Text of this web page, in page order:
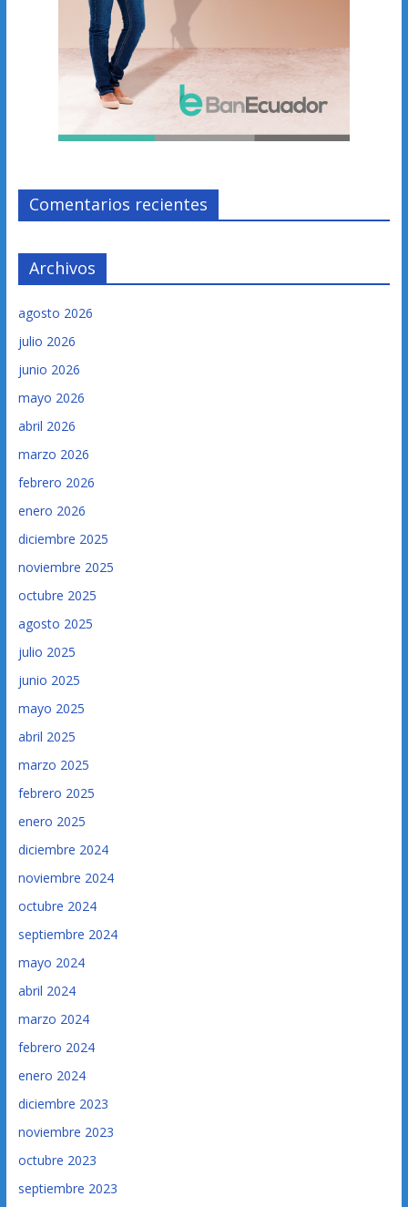
Comentarios recientes
Archivos
agosto 2026
julio 2026
junio 2026
mayo 2026
abril 2026
marzo 2026
febrero 2026
enero 2026
diciembre 2025
noviembre 2025
octubre 2025
agosto 2025
julio 2025
junio 2025
mayo 2025
abril 2025
marzo 2025
febrero 2025
enero 2025
diciembre 2024
noviembre 2024
octubre 2024
septiembre 2024
mayo 2024
abril 2024
marzo 2024
febrero 2024
enero 2024
diciembre 2023
noviembre 2023
octubre 2023
septiembre 2023